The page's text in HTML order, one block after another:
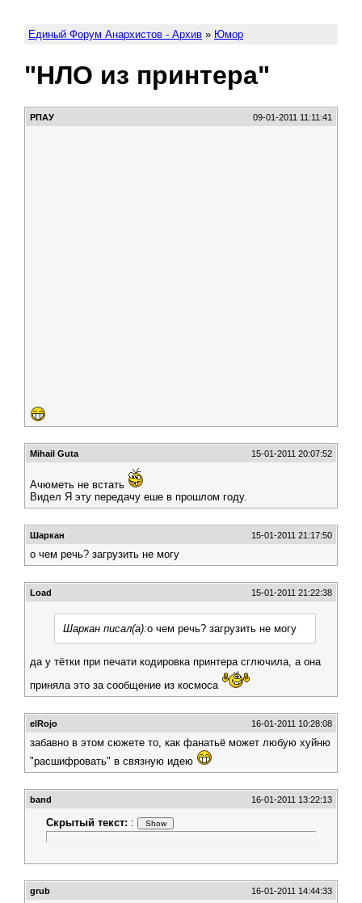
Единый Форум Анархистов - Архив » Юмор
"НЛО из принтера"
РПАУ 09-01-2011 11:11:41
Mihail Guta 15-01-2011 20:07:52
Ачюметь не встать
Видел Я эту передачу еше в прошлом году.
Шаркан 15-01-2011 21:17:50
о чем речь? загрузить не могу
Load 15-01-2011 21:22:38
Шаркан писал(а):о чем речь? загрузить не могу
да у тётки при печати кодировка принтера сглючила, а она
приняла это за сообщение из космоса
elRojo 16-01-2011 10:28:08
забавно в этом сюжете то, как фанатьё может любую хуйню
"расшифровать" в связную идею
band 16-01-2011 13:22:13
Скрытый текст: :
grub 16-01-2011 14:44:33